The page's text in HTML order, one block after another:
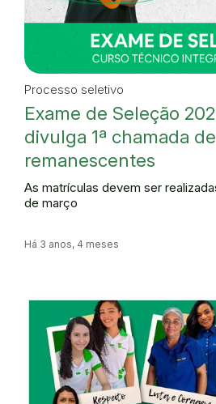
Processo seletivo
Exame de Seleção
divulga 1ª chamada
remanescentes
As matrículas devem ser
de março
Há 3 anos, 4 meses